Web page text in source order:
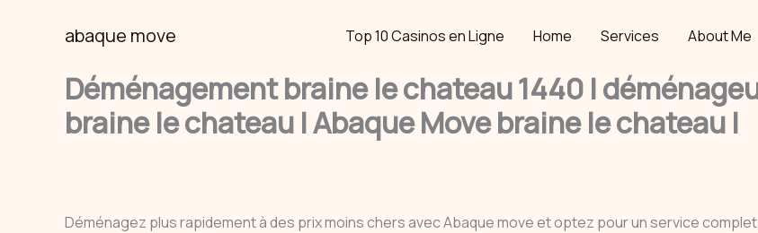
abaque move Top 10 Casinos en Ligne Home Services About Me
Déménagement braine le chateau 1440 |
braine le chateau | Abaque Move braine le chateau |
Déménagez plus rapidement à des prix moins chers avec Abaque move et optez pour un service